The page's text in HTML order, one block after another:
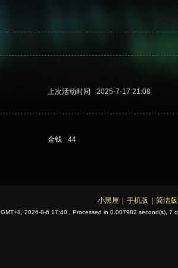
上次活动时间
2025-7-17 21:08
金钱
44
小黑屋 手机版 简洁版
GMT+8, 2026-8-6 17:40, Processed in 0.007982 second(s), 7